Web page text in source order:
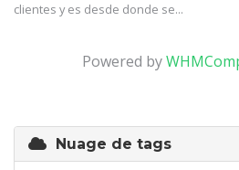
clientes y es desde donde se...
Powered by
Nuage de tags